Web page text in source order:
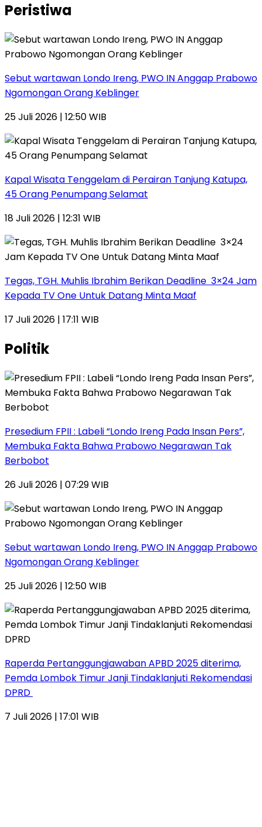
Peristiwa
Sebut wartawan Londo Ireng, PWO IN Anggap Prabowo
Ngomongan Orang Keblinger
25 Juli 2026 | 12:50 WIB
Kapal Wisata Tenggelam di Perairan Tanjung Katupa,
45 Orang Penumpang Selamat
18 Juli 2026 | 12:31 WIB
Tegas, TGH. Muhlis Ibrahim Berikan Deadline 3×24 Jam
Kepada TV One Untuk Datang Minta Maaf
17 Juli 2026 | 17:11 WIB
Politik
Presedium FPII : Labeli “Londo Ireng Pada Insan Pers”,
Membuka Fakta Bahwa Prabowo Negarawan Tak
Berbobot
26 Juli 2026 | 07:29 WIB
Sebut wartawan Londo Ireng, PWO IN Anggap Prabowo
Ngomongan Orang Keblinger
25 Juli 2026 | 12:50 WIB
Raperda Pertanggungjawaban APBD 2025 diterima,
Pemda Lombok Timur Janji Tindaklanjuti Rekomendasi
DPRD
7 Juli 2026 | 17:01 WIB